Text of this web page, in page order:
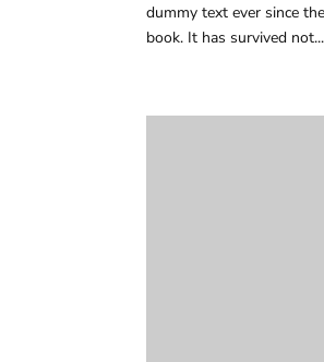
dummy text ever since
book. It has survived not...